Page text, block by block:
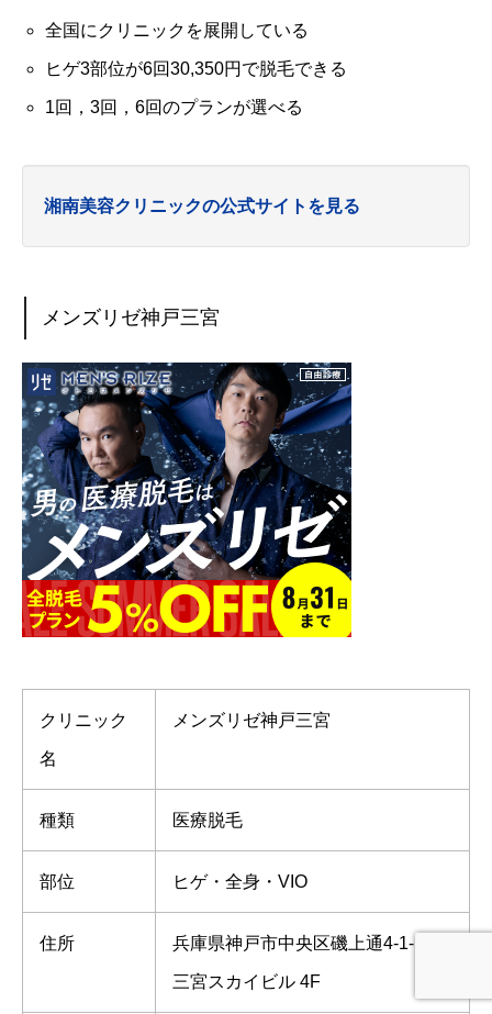
全国にクリニックを展開している
ヒゲ3部位が6回30,350円で脱毛できる
1回，3回，6回のプランが選べる
湘南美容クリニックの公式サイトを見る
メンズリゼ神戸三宮
クリニック
名
メンズリゼ神戸三宮
種類 医療脱毛
部位 ヒゲ・全身・VIO
住所 兵庫県神戸市中央区磯上通4-1-14
三宮スカイビル 4F